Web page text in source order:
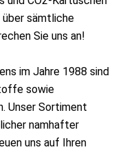
sämtliche
Sie uns an!
im Jahre 1988 sind
sowie
Unser Sortiment
namhafter
uns auf Ihren